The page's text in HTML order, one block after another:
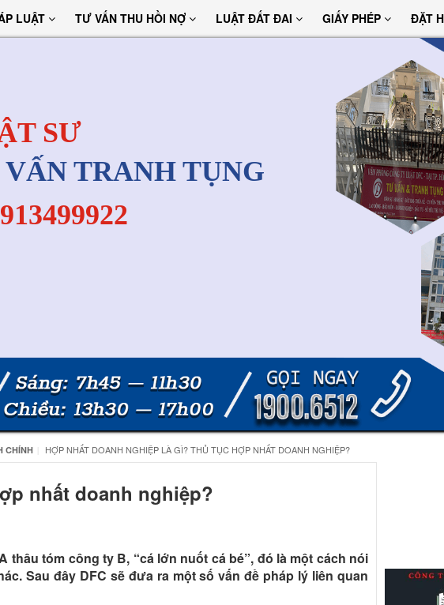
LUẬT TƯ VẤN THU HỒI NỢ LUẬT ĐẤT ĐAI GIẤY PHÉP ĐẶT
SƯ
TRANH TỤNG
CHÍNH HỢP NHẤT DOANH NGHIỆP LÀ GÌ? THỦ TỤC HỢP NHẤT DOANH NGHIỆP?
nhất doanh nghiệp?
tóm công ty B, “cá lớn nuốt cá bé”, đó là một cách nói
Sau đây DFC sẽ đưa ra một số vấn đề pháp lý liên quan